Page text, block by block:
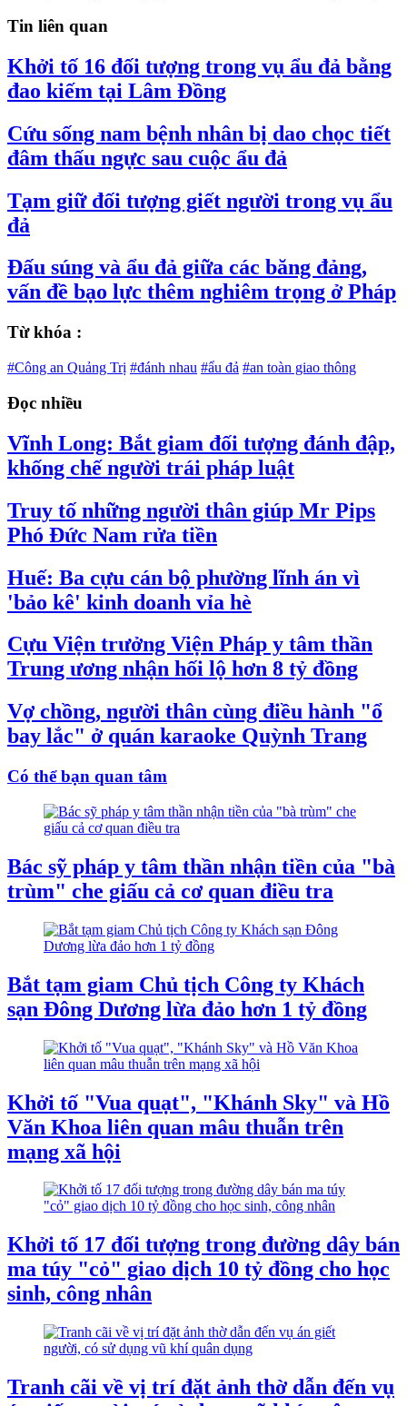
Tin liên quan
Khởi tố 16 đối tượng trong vụ ẩu đả bằng
đao kiếm tại Lâm Đồng
Cứu sống nam bệnh nhân bị dao chọc tiết
đâm thấu ngực sau cuộc ẩu đả
Tạm giữ đối tượng giết người trong vụ ẩu
đả
Đấu súng và ẩu đả giữa các băng đảng,
vấn đề bạo lực thêm nghiêm trọng ở Pháp
Từ khóa :
#Công an Quảng Trị #đánh nhau #ẩu đả #an toàn giao thông
Đọc nhiều
Vĩnh Long: Bắt giam đối tượng đánh đập,
khống chế người trái pháp luật
Truy tố những người thân giúp Mr Pips
Phó Đức Nam rửa tiền
Huế: Ba cựu cán bộ phường lĩnh án vì
'bảo kê' kinh doanh vỉa hè
Cựu Viện trưởng Viện Pháp y tâm thần
Trung ương nhận hối lộ hơn 8 tỷ đồng
Vợ chồng, người thân cùng điều hành "ổ
bay lắc" ở quán karaoke Quỳnh Trang
Có thể bạn quan tâm
Bác sỹ pháp y tâm thần nhận tiền của "bà
trùm" che giấu cả cơ quan điều tra
Bắt tạm giam Chủ tịch Công ty Khách
sạn Đông Dương lừa đảo hơn 1 tỷ đồng
Khởi tố "Vua quạt", "Khánh Sky" và Hồ
Văn Khoa liên quan mâu thuẫn trên
mạng xã hội
Khởi tố 17 đối tượng trong đường dây bán
ma túy "cỏ" giao dịch 10 tỷ đồng cho học
sinh, công nhân
Tranh cãi về vị trí đặt ảnh thờ dẫn đến vụ